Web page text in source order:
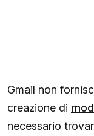
Gmail non
creazione di
necessario